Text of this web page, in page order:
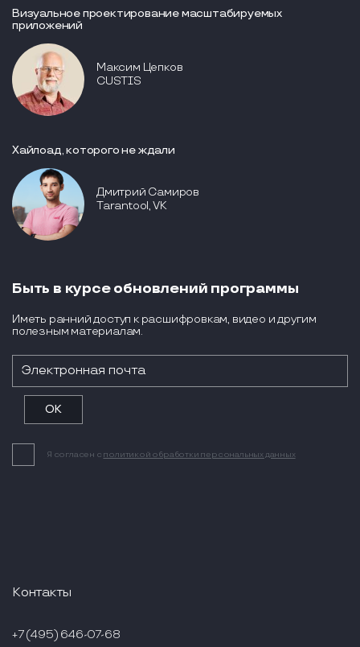
Визуальное проектирование масштабируемых
приложений
Максим Цепков
CUSTIS
Хайлоад, которого не ждали
Дмитрий Самиров
Tarantool, VK
Быть в курсе обновлений программы
Иметь ранний доступ к расшифровкам, видео и другим
полезным материалам.
Я согласен с политикой обработки персональных данных
Контакты
+7 (495) 646-07-68